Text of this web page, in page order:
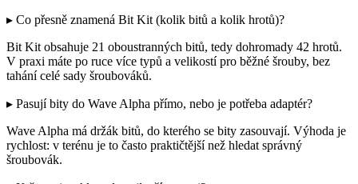
▸ Co přesně znamená Bit Kit (kolik bitů a kolik hrotů)?
Bit Kit obsahuje 21 oboustranných bitů, tedy dohromady 42 hrotů.
V praxi máte po ruce více typů a velikostí pro běžné šrouby, bez
tahání celé sady šroubováků.
▸ Pasují bity do Wave Alpha přímo, nebo je potřeba adaptér?
Wave Alpha má držák bitů, do kterého se bity zasouvají. Výhoda je
rychlost: v terénu je to často praktičtější než hledat správný
šroubovák.